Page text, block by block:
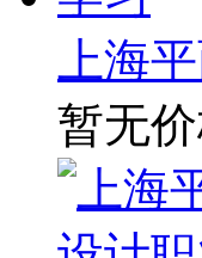
上海
暂无